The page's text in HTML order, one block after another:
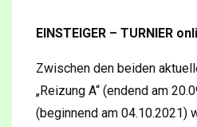
EINSTEIGER – TURNIER
Zwischen den beiden
„Reizung A“ (endend am
(beginnend am 04.10.2021)